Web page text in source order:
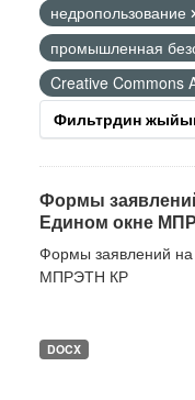
недропользование
промышленная
Creative Commons
Фильтрдин
Формы
Едином окне
Формы заявлений на
МПРЭТН КР
DOCX